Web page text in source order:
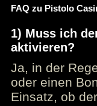
FAQ zu Pistolo
1) Muss ich
aktivieren?
Ja, in der
oder einen
Einsatz, ob